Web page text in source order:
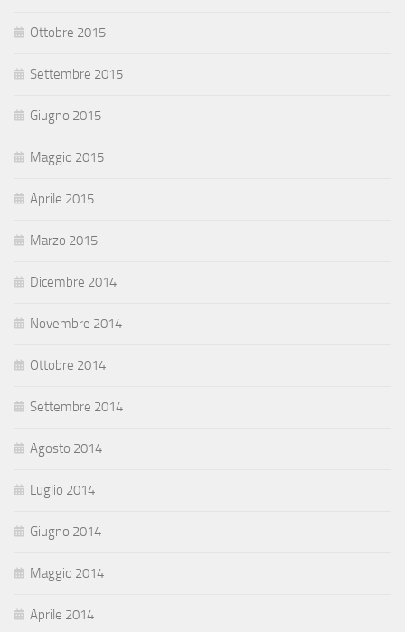
Ottobre 2015
Settembre 2015
Giugno 2015
Maggio 2015
Aprile 2015
Marzo 2015
Dicembre 2014
Novembre 2014
Ottobre 2014
Settembre 2014
Agosto 2014
Luglio 2014
Giugno 2014
Maggio 2014
Aprile 2014